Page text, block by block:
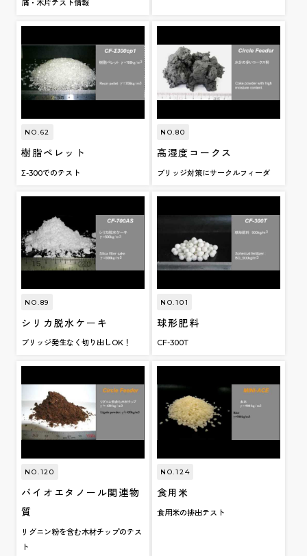
屑・木片テスト情報
NO.62
樹脂ペレット
Σ-300でのテスト
NO.80
高湿度コークス
ブリッジ対策にサークルフィーダ
NO.89
シリカ脱水ケーキ
ブリッジ発生なく切り出しOK！
NO.101
球形肥料
CF-300T
NO.120
バイオエタノール関連物
質
リグニン粉を含む木材チップのテス
ト
NO.124
食用米
食用米の排出テスト